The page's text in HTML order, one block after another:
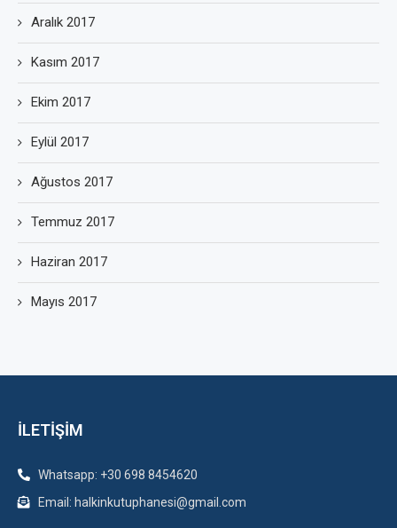
Aralık 2017
Kasım 2017
Ekim 2017
Eylül 2017
Ağustos 2017
Temmuz 2017
Haziran 2017
Mayıs 2017
İLETİŞİM
Whatsapp: +30 698 8454620
Email: halkinkutuphanesi@gmail.com